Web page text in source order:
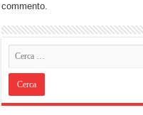
commento.